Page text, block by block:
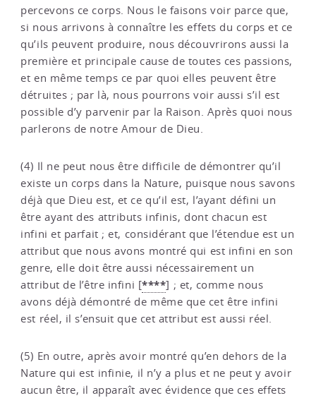
percevons ce corps. Nous le faisons voir parce que,
si nous arrivons à connaître les effets du corps et ce
qu’ils peuvent produire, nous découvrirons aussi la
première et principale cause de toutes ces passions,
et en même temps ce par quoi elles peuvent être
détruites ; par là, nous pourrons voir aussi s’il est
possible d’y parvenir par la Raison. Après quoi nous
parlerons de notre Amour de Dieu.
(4) Il ne peut nous être difficile de démontrer qu’il
existe un corps dans la Nature, puisque nous savons
déjà que Dieu est, et ce qu’il est, l’ayant défini un
être ayant des attributs infinis, dont chacun est
infini et parfait ; et, considérant que l’étendue est un
attribut que nous avons montré qui est infini en son
genre, elle doit être aussi nécessairement un
attribut de l’être infini [****] ; et, comme nous
avons déjà démontré de même que cet être infini
est réel, il s’ensuit que cet attribut est aussi réel.
(5) En outre, après avoir montré qu’en dehors de la
Nature qui est infinie, il n’y a plus et ne peut y avoir
aucun être, il apparaît avec évidence que ces effets